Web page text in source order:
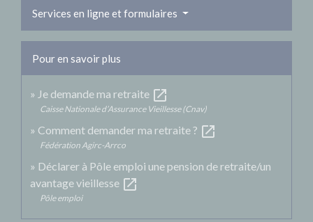
Services en ligne et formulaires
Pour en savoir plus
Je demande ma retraite open_in_new
Caisse Nationale d’Assurance Vieillesse (Cnav)
Comment demander ma retraite ? open_in_new
Fédération Agirc-Arrco
Déclarer à Pôle emploi une pension de retraite/un
avantage vieillesse open_in_new
Pôle emploi